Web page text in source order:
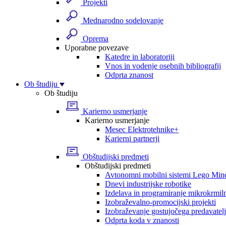
Projekti
Mednarodno sodelovanje
Oprema
Uporabne povezave
Katedre in laboratoriji
Vnos in vodenje osebnih bibliografij
Odprta znanost
Ob študiju
Ob študiju
Karierno usmerjanje
Karierno usmerjanje
Mesec Elektrotehnike+
Karierni partnerji
Obštudijski predmeti
Obštudijski predmeti
Avtonomni mobilni sistemi Lego
Dnevi industrijske robotike
Izdelava in programiranje
Izobraževalno-promocijski projekti
Izobraževanje gostujočega
Odprta koda v znanosti